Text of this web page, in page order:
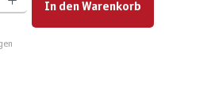
In den Warenkorb